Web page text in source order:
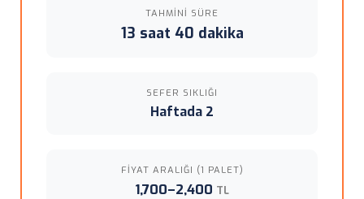
TAHMINI SÜRE
13 saat 40 dakika
SEFER SIKLIĞI
Haftada 2
FIYAT ARALIĞI (1 PALET)
1,700–2,400 TL